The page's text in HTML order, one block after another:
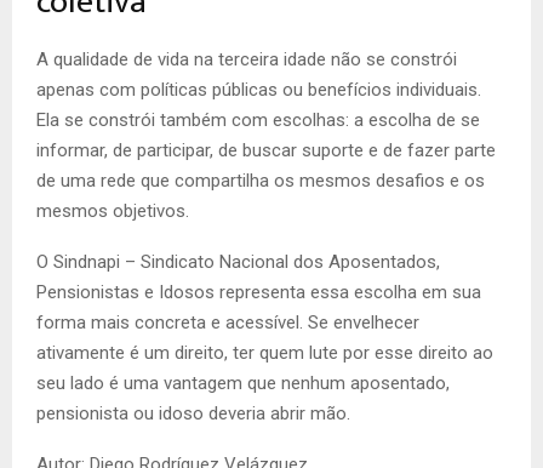
A qualidade de vida na terceira idade não se constrói
apenas com políticas públicas ou benefícios individuais.
Ela se constrói também com escolhas: a escolha de se
informar, de participar, de buscar suporte e de fazer parte
de uma rede que compartilha os mesmos desafios e os
mesmos objetivos.
O Sindnapi – Sindicato Nacional dos Aposentados,
Pensionistas e Idosos representa essa escolha em sua
forma mais concreta e acessível. Se envelhecer
ativamente é um direito, ter quem lute por esse direito ao
seu lado é uma vantagem que nenhum aposentado,
pensionista ou idoso deveria abrir mão.